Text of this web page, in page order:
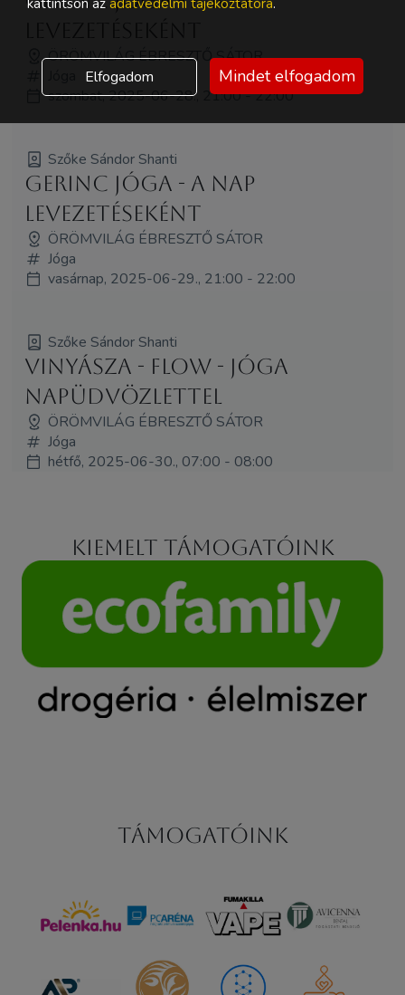
ÖRÖMVILÁG ÉBRESZTŐ SÁTOR
szombat, 2025-06-28., 21:00 - 22:00
Szőke Sándor Shanti
Gerinc Jóga - a nap
levezetéseként
ÖRÖMVILÁG ÉBRESZTŐ SÁTOR
Jóga
vasárnap, 2025-06-29., 21:00 - 22:00
Szőke Sándor Shanti
Vinyásza - Flow - Jóga
napüdvözlettel
ÖRÖMVILÁG ÉBRESZTŐ SÁTOR
Jóga
hétfő, 2025-06-30., 07:00 - 08:00
Kiemelt támogatóink
Támogatóink
kattintson az adatvédelmi tájékoztatóra.
Elfogadom Mindet elfogadom